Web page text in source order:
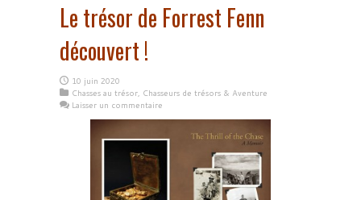
Le trésor de Forrest Fenn
découvert !
10 juin 2020
Chasses au trésor, Chasseurs de trésors & Aventure
Laisser un commentaire